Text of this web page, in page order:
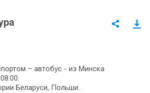
– автобус - из Минска
Беларуси, Польши.